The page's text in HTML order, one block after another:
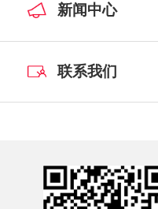
新闻中心
联系我们